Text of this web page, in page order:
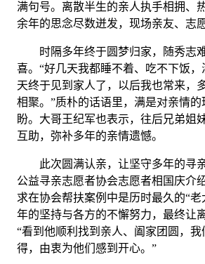
满句号。离散半生的亲人执手相拥、
余年的思念尽数迸发，现场亲友、志
时隔多年终于圆梦归家，随秀志
喜。“好几天我都睡不着、吃不下饭
天终于见到家人了，以后我也常来，
相聚。”质朴的话语里，满是对亲情的
盼。大哥王纪军也表示，往后兄弟姐
互助，弥补多年的亲情遗憾。
此次圆满认亲，让坚守多年的寻亲
公益寻亲志愿者协会志愿者相国庆介
求在协会帮扶案例中是历时最久的“
年的坚持与各方的不懈努力，最终让
“看到他顺利找到亲人、阖家团圆，
得，由衷为他们感到开心。”